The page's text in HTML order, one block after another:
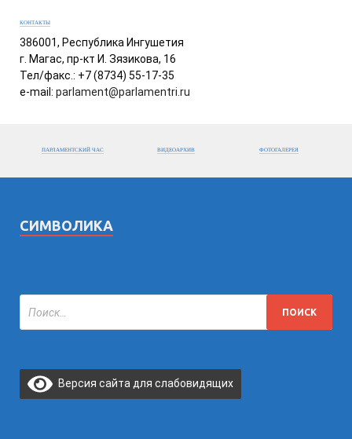
КОНТАКТЫ
386001, Республика Ингушетия
г. Магас, пр-кт И. Зязикова, 16
Тел/факс.: +7 (8734) 55-17-35
e-mail: parlament@parlamentri.ru
ПАРЛАМЕНТСКИЙ ЧАС ВИДЕОАРХИВ ФОТОГАЛЕРЕЯ
СИМВОЛИКА
Версия сайта для слабовидящих